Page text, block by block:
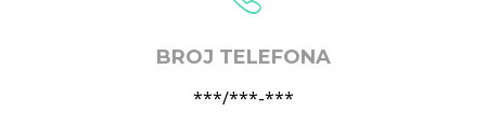
BROJ TELEFONA
***/***-***